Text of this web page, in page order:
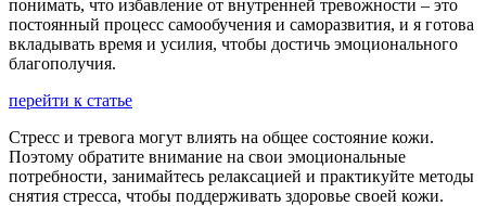
понимать, что избавление от внутренней тревожности – это
постоянный процесс самообучения и саморазвития, и я готова
вкладывать время и усилия, чтобы достичь эмоционального
благополучия.
перейти к статье
Стресс и тревога могут влиять на общее состояние кожи.
Поэтому обратите внимание на свои эмоциональные
потребности, занимайтесь релаксацией и практикуйте методы
снятия стресса, чтобы поддерживать здоровье своей кожи.